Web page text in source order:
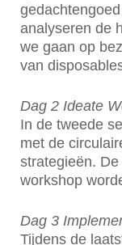
analyseren de
we gaan op
van
Dag 2 Ideate
In de tweede
met de
strategieën.
workshop
Dag 3
Tijdens de